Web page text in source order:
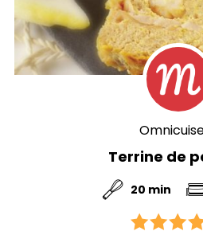
Terrine de
20 min